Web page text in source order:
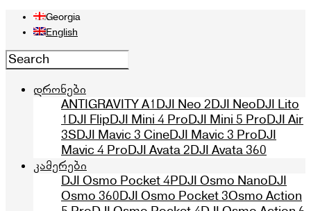
Georgia
English
დრონები
ANTIGRAVITY A1DJI Neo 2DJI NeoDJI Lito
1DJI FlipDJI Mini 4 ProDJI Mini 5 ProDJI Air
3SDJI Mavic 3 CineDJI Mavic 3 ProDJI
Mavic 4 ProDJI Avata 2DJI Avata 360
კამერები
DJI Osmo Pocket 4PDJI Osmo NanoDJI
Osmo 360DJI Osmo Pocket 3Osmo Action